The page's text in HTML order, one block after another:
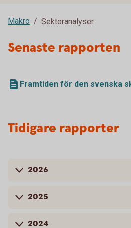
Makro Sektoranalyser
Senaste rapporten
Framtiden för den svenska
Tidigare rapporter
2026
2025
2024